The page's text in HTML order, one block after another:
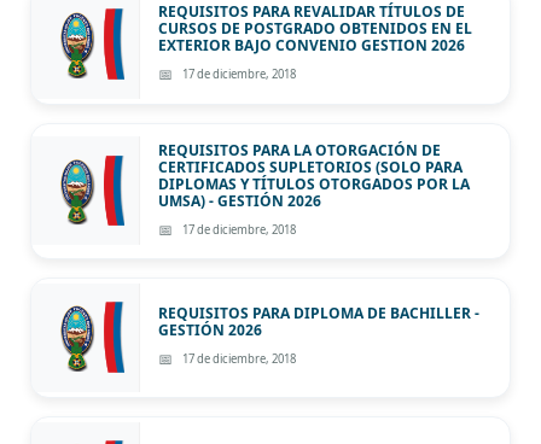
REQUISITOS PARA REVALIDAR TÍTULOS DE
CURSOS DE POSTGRADO OBTENIDOS EN EL
EXTERIOR BAJO CONVENIO GESTION 2026
17 de diciembre, 2018
REQUISITOS PARA LA OTORGACIÓN DE
CERTIFICADOS SUPLETORIOS (SOLO PARA
DIPLOMAS Y TÍTULOS OTORGADOS POR LA
UMSA) - GESTIÓN 2026
17 de diciembre, 2018
REQUISITOS PARA DIPLOMA DE BACHILLER -
GESTIÓN 2026
17 de diciembre, 2018